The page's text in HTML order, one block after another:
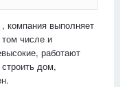
, компания выполняет
числе и
работают
дом,